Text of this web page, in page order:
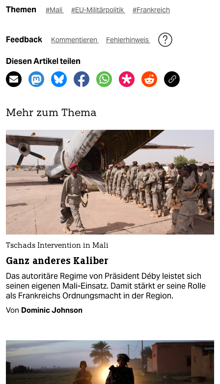
Themen #Mali #EU-Militärpolitik #Frankreich
Feedback Kommentieren Fehlerhinweis
Diesen Artikel teilen
Mehr zum Thema
Tschads Intervention in Mali
Ganz anderes Kaliber
Das autoritäre Regime von Präsident Déby leistet sich
seinen eigenen Mali-Einsatz. Damit stärkt er seine Rolle
als Frankreichs Ordnungsmacht in der Region.
Von Dominic Johnson